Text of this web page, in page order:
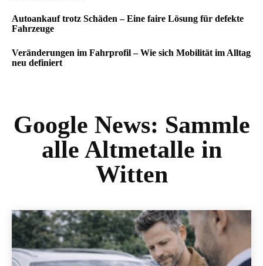
Autoankauf trotz Schäden – Eine faire Lösung für defekte
Fahrzeuge
Veränderungen im Fahrprofil – Wie sich Mobilität im Alltag
neu definiert
Google News: Sammle
alle Altmetalle in
Witten